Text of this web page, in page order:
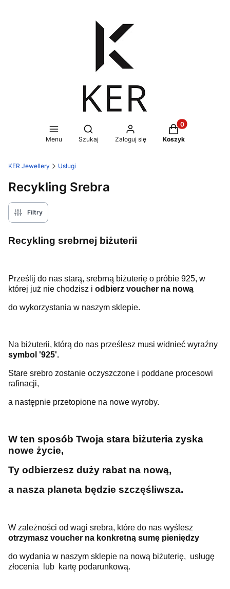
Menu
Otwórz wyszukiwarkę
Szukaj Zaloguj się
Produkty w
Koszyk
KER Jewellery Usługi
Recykling Srebra
Filtry
Recykling srebrnej biżuterii
Prześlij do nas starą, srebrną biżuterię o próbie 925, w
której już nie chodzisz i odbierz voucher na nową
do wykorzystania w naszym sklepie.
Na biżuterii, którą do nas prześlesz musi widnieć wyraźny
symbol '925'.
Stare srebro zostanie oczyszczone i poddane procesowi
rafinacji,
a następnie przetopione na nowe wyroby.
W ten sposób Twoja stara biżuteria zyska
nowe życie,
Ty odbierzesz duży rabat na nową,
a nasza planeta będzie szczęśliwsza.
W zależności od wagi srebra, które do nas wyślesz
otrzymasz voucher na konkretną sumę pieniędzy
do wydania w naszym sklepie na nową biżuterię, usługę
złocenia lub kartę podarunkową.